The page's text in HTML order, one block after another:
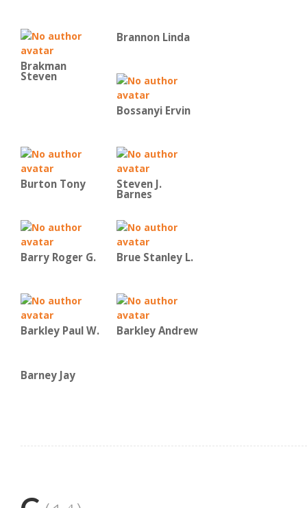
Brakman
Steven
Brannon Linda
Bossanyi Ervin
Burton Tony Steven J.
Barnes
Barry Roger G. Brue Stanley L.
Barkley Paul W. Barkley Andrew
Barney Jay